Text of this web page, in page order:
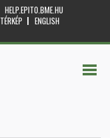
HELP.EPITO.BME.HU
TÉRKÉP
ENGLISH